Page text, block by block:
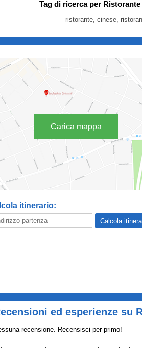
Tag di ricerca per
ristorante, cinese,
Carica mappa
itinerario:
ed esperienze su
recensione. Recensisci per primo!